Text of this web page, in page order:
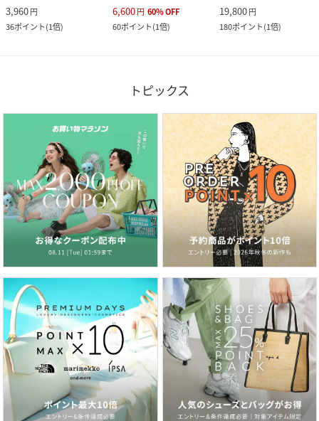
3,960円
36ポイント(1倍)
6,600円 60%OFF
60ポイント(1倍)
19,800円
180ポイント(1倍)
トピックス